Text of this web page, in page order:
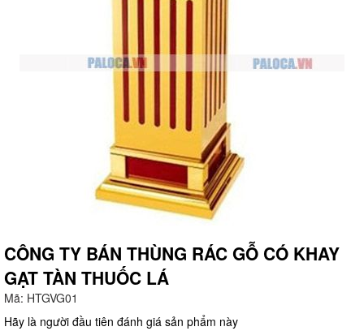
CÔNG TY BÁN THÙNG RÁC GỖ CÓ KHAY
GẠT TÀN THUỐC LÁ
Mã: HTGVG01
Hãy là người đầu tiên đánh giá sản phẩm này